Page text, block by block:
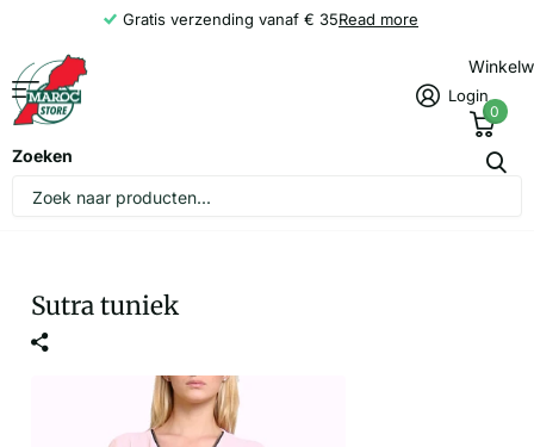
Gratis verzending vanaf € 35Read more
Zoeken
Login
0
Sutra tuniek